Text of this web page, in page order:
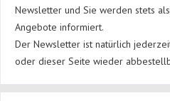
Newsletter und Sie werden stets
Angebote informiert.
Der Newsletter ist natürlich
oder dieser Seite wieder